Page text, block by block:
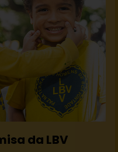
da LBV